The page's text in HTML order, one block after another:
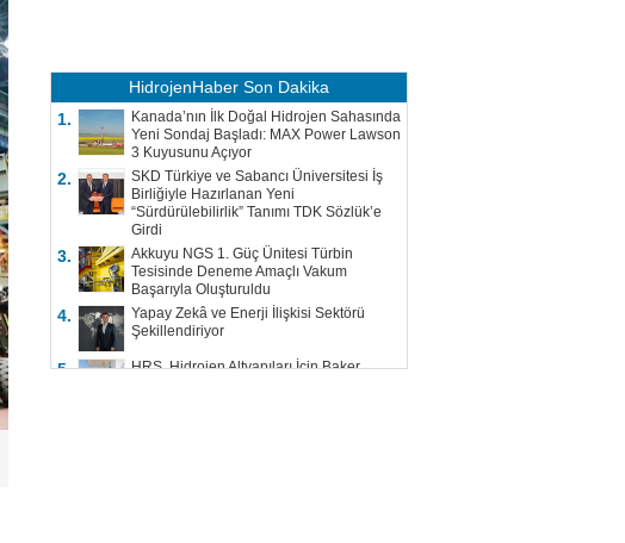
HidrojenHaber Son Dakika
1.
Kanada’nın İlk Doğal Hidrojen Sahasında
Yeni Sondaj Başladı: MAX Power Lawson
3 Kuyusunu Açıyor
2.
SKD Türkiye ve Sabancı Üniversitesi İş
Birliğiyle Hazırlanan Yeni
“Sürdürülebilirlik” Tanımı TDK Sözlük’e
Girdi
3.
Akkuyu NGS 1. Güç Ünitesi Türbin
Tesisinde Deneme Amaçlı Vakum
Başarıyla Oluşturuldu
4.
Yapay Zekâ ve Enerji İlişkisi Sektörü
Şekillendiriyor
5.
HRS, Hidrojen Altyapıları İçin Baker